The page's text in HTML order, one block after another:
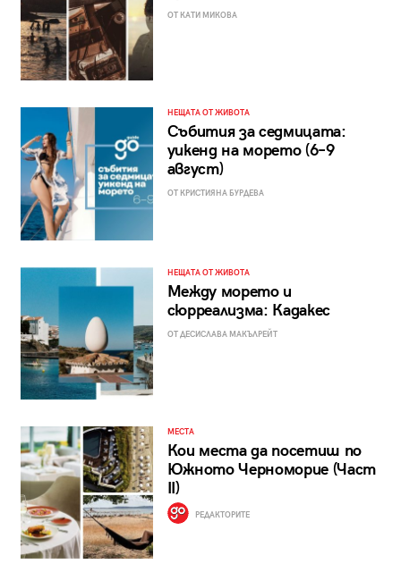
ОТ КАТИ МИКОВА
НЕЩАТА ОТ ЖИВОТА
Събития за седмицата:
уикенд на морето (6–9
август)
ОТ КРИСТИЯНА БУРДЕВА
НЕЩАТА ОТ ЖИВОТА
Между морето и
сюрреализма: Кадакес
ОТ ДЕСИСЛАВА МАКЪЛРЕЙТ
МЕСТА
Кои места да посетиш по
Южното Черноморие (Част
II)
РЕДАКТОРИТЕ